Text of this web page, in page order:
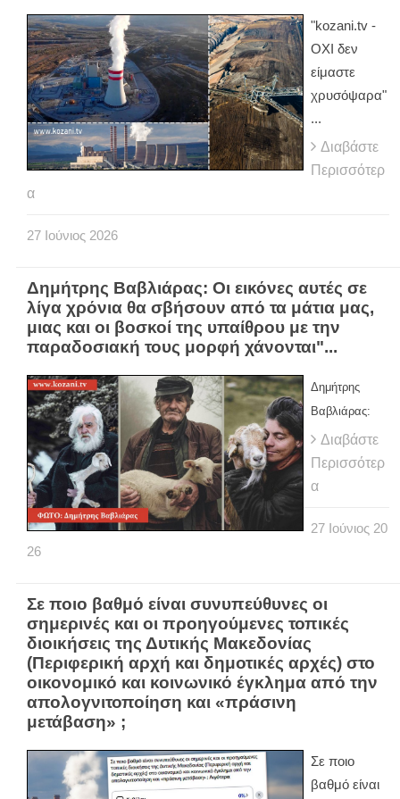
"kozani.tv -
ΟΧΙ δεν
είμαστε
χρυσόψαρα"
...
Διαβάστε
Περισσότερ
α
27 Ιούνιος 2026
Δημήτρης Βαβλιάρας: Οι εικόνες αυτές σε
λίγα χρόνια θα σβήσουν από τα μάτια μας,
μιας και οι βοσκοί της υπαίθρου με την
παραδοσιακή τους μορφή χάνονται"...
Δημήτρης
Βαβλιάρας:
Διαβάστε
Περισσότερ
α
27 Ιούνιος 20
26
Σε ποιο βαθμό είναι συνυπεύθυνες οι
σημερινές και οι προηγούμενες τοπικές
διοικήσεις της Δυτικής Μακεδονίας
(Περιφερική αρχή και δημοτικές αρχές) στο
οικονομικό και κοινωνικό έγκλημα από την
απολογνιτοποίηση και «πράσινη
μετάβαση» ;
Σε ποιο
βαθμό είναι